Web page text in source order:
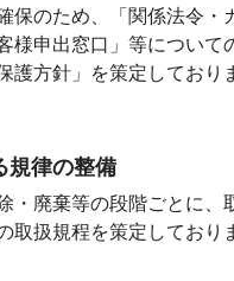
保のため、「関係法令・
様申出窓口」等について
護方針」を策定しており
規律の整備
・廃棄等の段階ごとに、
取扱規程を策定しており